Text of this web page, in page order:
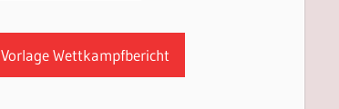
Vorlage Wettkampfbericht